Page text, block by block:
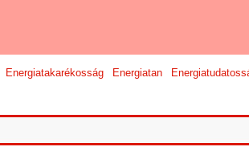
Energiatakarékosság Energiatan